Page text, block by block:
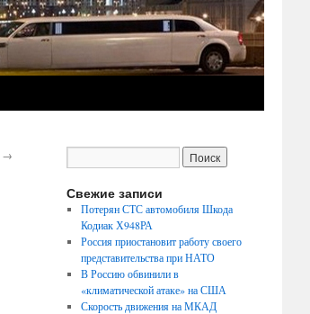
→
Свежие записи
Потерян СТС автомобиля Шкода
Кодиак Х948РА
Россия приостановит работу своего
представительства при НАТО
В Россию обвинили в
«климатической атаке» на США
Скорость движения на МКАД